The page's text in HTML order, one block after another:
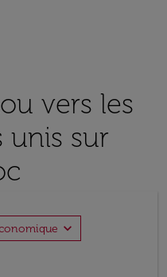
vers les
unis sur
expand_more